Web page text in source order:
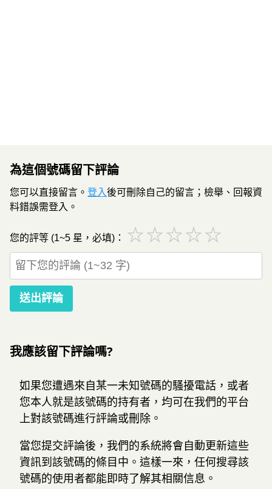
為這個號碼留下評論
您可以直接留言。 登入後可刪除自己的留言；檢舉、回報資
料錯誤需登入。
您的評等 (1~5 星，必填)： ☆☆☆☆☆
送出評論
我應該留下評論嗎?
如果您遭遇來自某一未知號碼的騷擾電話，或者
您本人就是該號碼的持有者，均可在我們的平台
上對該號碼進行評論或刪除。
當您提交評論後，我們的系統將會自動更新這些
資訊到該號碼的條目中。這樣一來，任何搜尋該
號碼的使用者都能即時了解其相關信息。